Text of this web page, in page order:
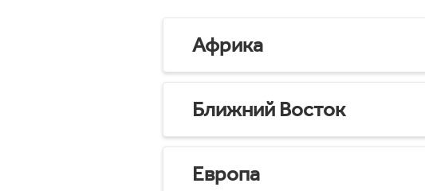
Африка
Ближний Восток
Европа